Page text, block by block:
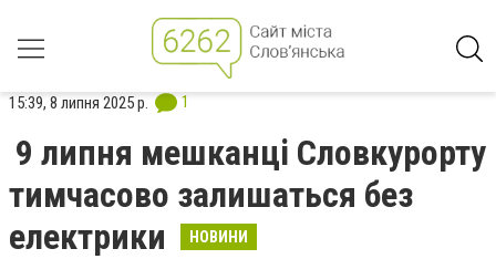
15:39, 8 липня 2025 р. 1
9 липня мешканці Словкурорту
тимчасово залишаться без
електрики
НОВИНИ